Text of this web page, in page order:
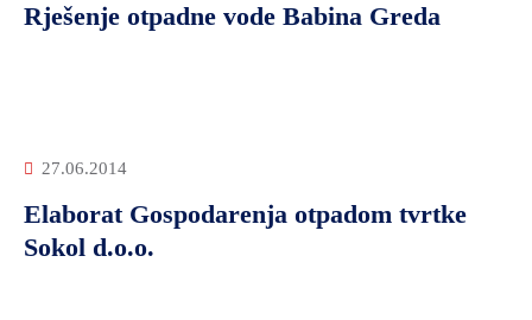
Rješenje otpadne vode Babina Greda
27.06.2014
Elaborat Gospodarenja otpadom tvrtke
Sokol d.o.o.